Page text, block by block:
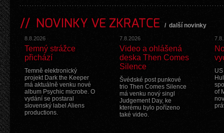
NOVINKY VE ZKRATCE / další novinky
8.8.2026
Temný strážce
přichází
Temně elektronický
projekt Dark the Keeper
má aktuálně venku nové
album Psychic microbe. O
vydání se postaral
slovenský label Aliens
productions.
7.8.2026
Video a ohlášená
deska Then Comes
Silence
Švédské post punkové
trio Then Comes Silence
má venku nový singl
Judgement Day, ke
kterému bylo pořízeno
také video.
of